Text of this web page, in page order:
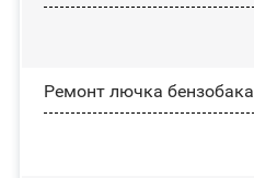
Ремонт лючка бензобака